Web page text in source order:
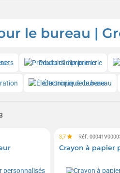
le bureau |
Produits d'imprimerie
Électronique de bureau
3,7 Réf.
Crayon à papier